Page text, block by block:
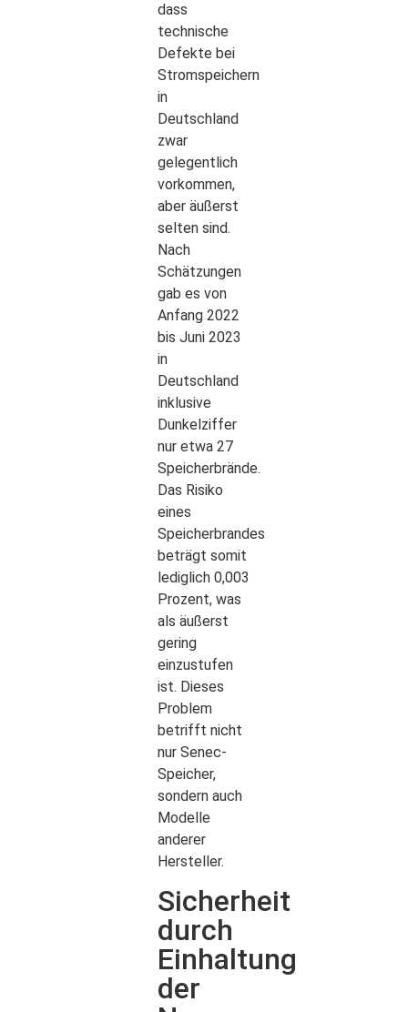
dass
technische
Defekte bei
Stromspeichern
in
Deutschland
zwar
gelegentlich
vorkommen,
aber äußerst
selten sind.
Nach
Schätzungen
gab es von
Anfang 2022
bis Juni 2023
in
Deutschland
inklusive
Dunkelziffer
nur etwa 27
Speicherbrände.
Das Risiko
eines
Speicherbrandes
beträgt somit
lediglich 0,003
Prozent, was
als äußerst
gering
einzustufen
ist. Dieses
Problem
betrifft nicht
nur Senec-
Speicher,
sondern auch
Modelle
anderer
Hersteller.
Sicherheit
durch
Einhaltung
der